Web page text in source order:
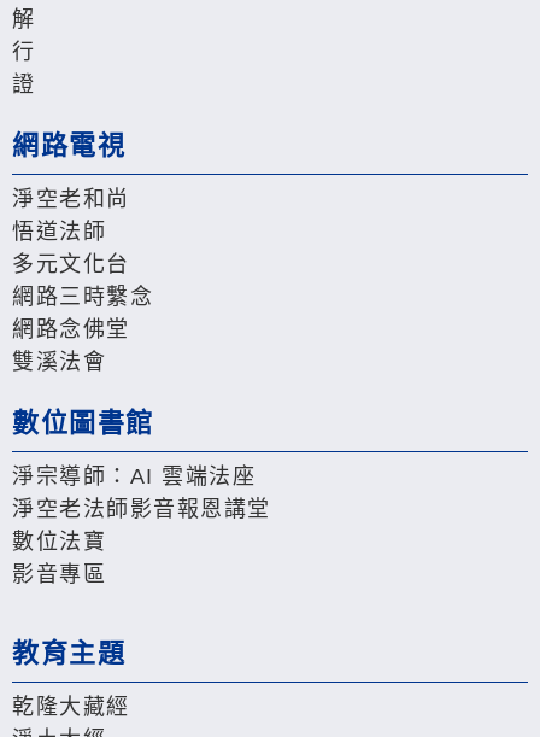
解
行
證
網路電視
淨空老和尚
悟道法師
多元文化台
網路三時繫念
網路念佛堂
雙溪法會
數位圖書館
淨宗導師：AI 雲端法座
淨空老法師影音報恩講堂
數位法寶
影音專區
教育主題
乾隆大藏經